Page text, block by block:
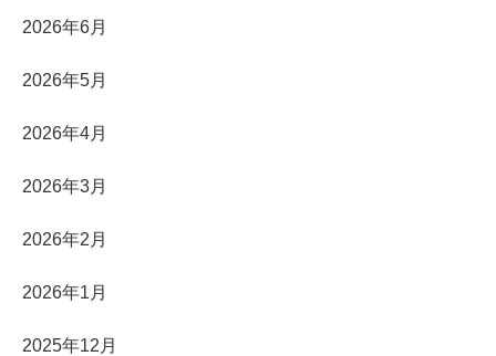
2026年6月
2026年5月
2026年4月
2026年3月
2026年2月
2026年1月
2025年12月